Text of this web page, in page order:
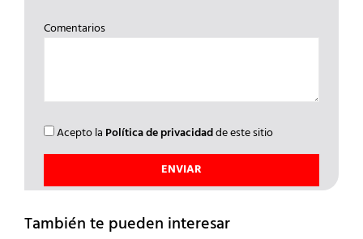
Comentarios
Acepto la Política de privacidadde este sitio
También te pueden interesar